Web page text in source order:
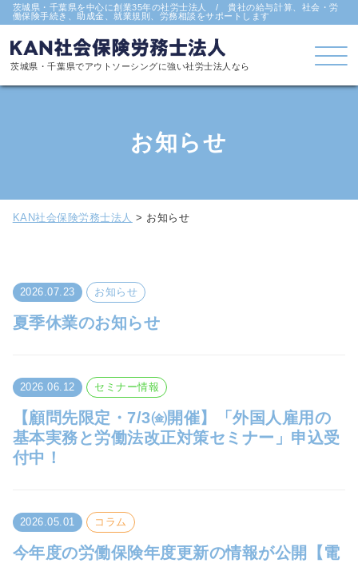
茨城県・千葉県を中心に創業35年の社労士法人 / 貴社の給与計算、社会・労
働保険手続き、助成金、就業規則、労務相談をサポートします
茨城県・千葉県でアウトソーシングに強い社労士法人なら
お知らせ
KAN社会保険労務士法人 > お知らせ
2026.07.23 お知らせ
夏季休業のお知らせ
2026.06.12 セミナー情報
【顧問先限定・7/3㈮開催】「外国人雇用の
基本実務と労働法改正対策セミナー」申込受
付中！
2026.05.01 コラム
今年度の労働保険年度更新の情報が公開【電